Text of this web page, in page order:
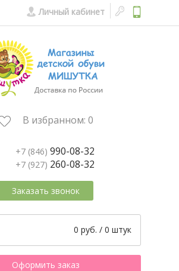
Личный кабинет
В избранном: 0
+7 (846) 990-08-32
+7 (927) 260-08-32
Заказать звонок
0 руб. / 0 штук
Оформить заказ